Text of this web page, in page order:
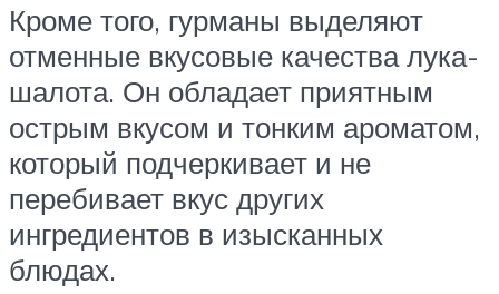
Кроме того, гурманы выделяют
отменные вкусовые качества лука-
шалота. Он обладает приятным
острым вкусом и тонким ароматом,
который подчеркивает и не
перебивает вкус других
ингредиентов в изысканных
блюдах.